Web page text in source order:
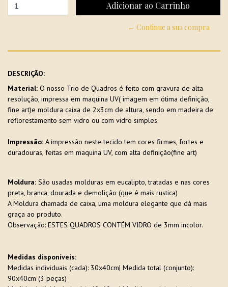
← Continue a sua compra
DESCRIÇÃO:
Material: O nosso Trio de Quadros é feito com gravura de alta
resolução, impressa em maquina UV( imagem em ótima definição,
fine art)e moldura caixa de 2x3cm de altura, sendo em madeira de
reflorestamento sem vidro ou com vidro simples.
Impressão: A impressão neste tecido tem cores firmes, fortes e
duradouras, feitas em maquina UV, com alta definição(fine art)
Moldura: São usadas molduras em eucalipto, tratadas e nas cores
preta, branca, dourada e demolição (que é mais rustica)
A Moldura chamada de caixa, uma moldura elegante que dá mais
graça ao produto.
Observação: ESTES QUADROS CONTÉM VIDRO de 3mm incolor.
Medidas disponíveis:
Medidas individuais (cada): 30x40cm| Medida total (conjunto):
90x40cm (3 peças)